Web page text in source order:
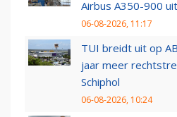
Airbus A350-900 uit
06-08-2026, 11:17
TUI breidt uit op
jaar meer
Schiphol
06-08-2026, 10:24